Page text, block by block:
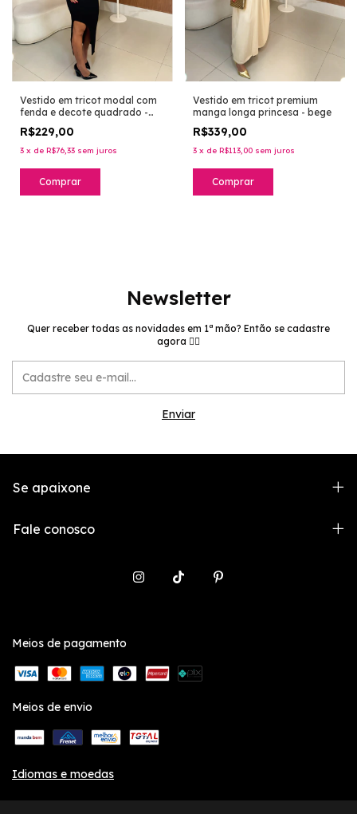
Vestido em tricot modal com
fenda e decote quadrado -
R$229,00
3 x de R$76,33 sem juros
Comprar
Vestido em tricot premium
manga longa princesa - bege
R$339,00
3 x de R$113,00 sem juros
Comprar
Newsletter
Quer receber todas as novidades em 1ª mão? Então se cadastre
agora 👉🏻
Se apaixone
Fale conosco
Meios de pagamento
Meios de envio
Idiomas e moedas